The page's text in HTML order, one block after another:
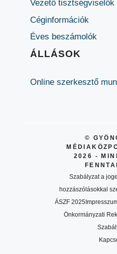
Vezető tisztségviselők
Céginformációk
Éves beszámolók
ÁLLÁSOK
Online szerkesztő
©
2026 -
Szabályzat a
hozzászólásokkal
ÁSZF 2025
Önkormányzati